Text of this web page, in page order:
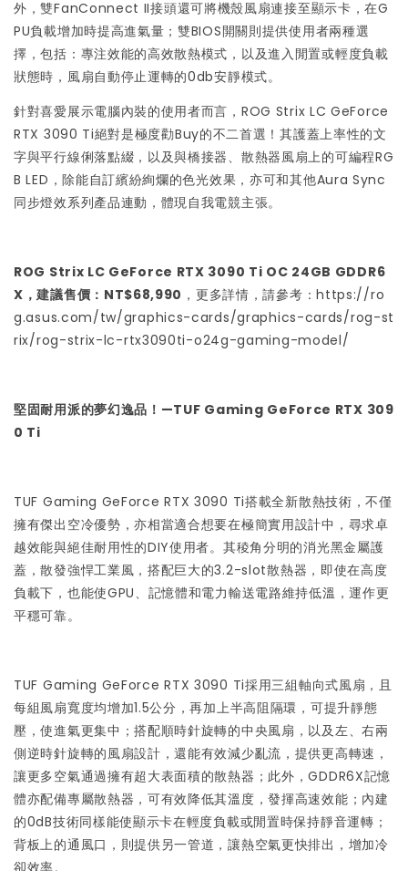
外，雙FanConnect II接頭還可將機殼風扇連接至顯示卡，在G
PU負載增加時提高進氣量；雙BIOS開關則提供使用者兩種選
擇，包括：專注效能的高效散熱模式，以及進入閒置或輕度負載
狀態時，風扇自動停止運轉的0db安靜模式。
針對喜愛展示電腦內裝的使用者而言，ROG Strix LC GeForce
RTX 3090 Ti絕對是極度勸Buy的不二首選！其護蓋上率性的文
字與平行線俐落點綴，以及與橋接器、散熱器風扇上的可編程RG
B LED，除能自訂繽紛絢爛的色光效果，亦可和其他Aura Sync
同步燈效系列產品連動，體現自我電競主張。
ROG Strix LC GeForce RTX 3090 Ti OC 24GB GDDR6
X，建議售價：NT$68,990 ，更多詳情，請參考：https://ro
g.asus.com/tw/graphics-cards/graphics-cards/rog-st
rix/rog-strix-lc-rtx3090ti-o24g-gaming-model/
堅固耐用派的夢幻逸品！—TUF Gaming GeForce RTX 309
0 Ti
TUF Gaming GeForce RTX 3090 Ti搭載全新散熱技術，不僅
擁有傑出空冷優勢，亦相當適合想要在極簡實用設計中，尋求卓
越效能與絕佳耐用性的DIY使用者。其稜角分明的消光黑金屬護
蓋，散發強悍工業風，搭配巨大的3.2-slot散熱器，即使在高度
負載下，也能使GPU、記憶體和電力輸送電路維持低溫，運作更
平穩可靠。
TUF Gaming GeForce RTX 3090 Ti採用三組軸向式風扇，且
每組風扇寬度均增加1.5公分，再加上半高阻隔環，可提升靜態
壓，使進氣更集中；搭配順時針旋轉的中央風扇，以及左、右兩
側逆時針旋轉的風扇設計，還能有效減少亂流，提供更高轉速，
讓更多空氣通過擁有超大表面積的散熱器；此外，GDDR6X記憶
體亦配備專屬散熱器，可有效降低其溫度，發揮高速效能；內建
的0dB技術同樣能使顯示卡在輕度負載或閒置時保持靜音運轉；
背板上的通風口，則提供另一管道，讓熱空氣更快排出，增加冷
卻效率。